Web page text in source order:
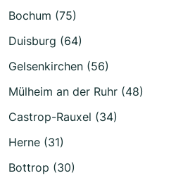
Bochum (75)
Duisburg (64)
Gelsenkirchen (56)
Mülheim an der Ruhr (48)
Castrop-Rauxel (34)
Herne (31)
Bottrop (30)